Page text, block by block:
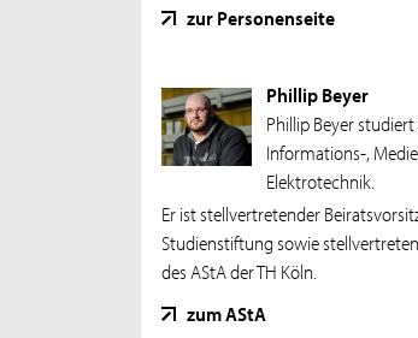
zur Personenseite
Phillip Beyer
Phillip Beyer
Informations-,
Elektrotechnik.
Er ist stellvertretender
Studienstiftung sowie
des AStA der TH Köln.
zum AStA